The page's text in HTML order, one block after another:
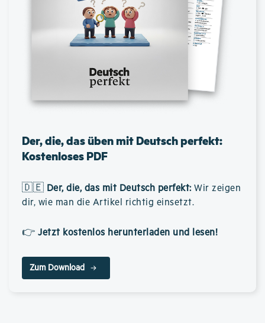
Der, die, das üben mit Deutsch perfekt:
Kostenloses PDF
🇩🇪 Der, die, das mit Deutsch perfekt: Wir zeigen
dir, wie man die Artikel richtig einsetzt.
👉 Jetzt kostenlos herunterladen und lesen!
Zum Download